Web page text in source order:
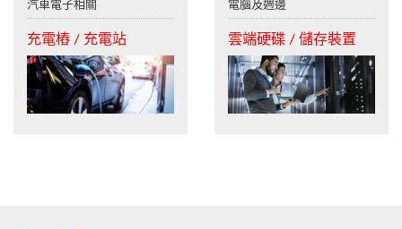
汽車電子相關
充電樁 / 充電站
電腦及週邊
雲端硬碟 / 儲存裝置